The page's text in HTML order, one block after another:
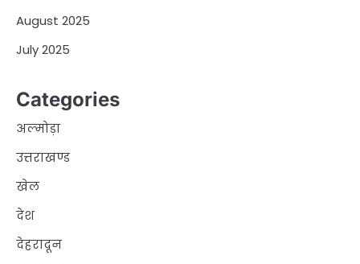
August 2025
July 2025
Categories
अल्मोड़ा
उत्तराखण्ड
खेल
देश
देहरादून